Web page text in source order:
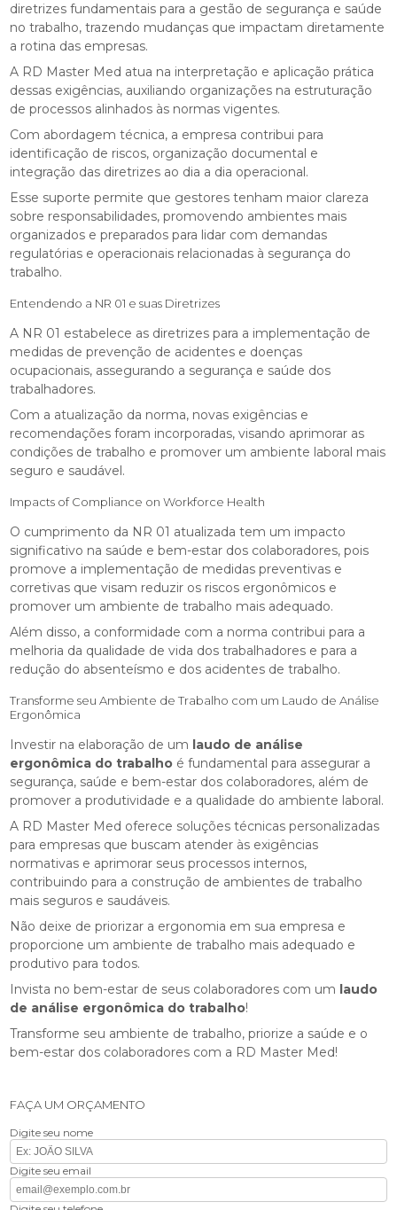
diretrizes fundamentais para a gestão de segurança e saúde
no trabalho, trazendo mudanças que impactam diretamente
a rotina das empresas.
A RD Master Med atua na interpretação e aplicação prática
dessas exigências, auxiliando organizações na estruturação
de processos alinhados às normas vigentes.
Com abordagem técnica, a empresa contribui para
identificação de riscos, organização documental e
integração das diretrizes ao dia a dia operacional.
Esse suporte permite que gestores tenham maior clareza
sobre responsabilidades, promovendo ambientes mais
organizados e preparados para lidar com demandas
regulatórias e operacionais relacionadas à segurança do
trabalho.
Entendendo a NR 01 e suas Diretrizes
A NR 01 estabelece as diretrizes para a implementação de
medidas de prevenção de acidentes e doenças
ocupacionais, assegurando a segurança e saúde dos
trabalhadores.
Com a atualização da norma, novas exigências e
recomendações foram incorporadas, visando aprimorar as
condições de trabalho e promover um ambiente laboral mais
seguro e saudável.
Impacts of Compliance on Workforce Health
O cumprimento da NR 01 atualizada tem um impacto
significativo na saúde e bem-estar dos colaboradores, pois
promove a implementação de medidas preventivas e
corretivas que visam reduzir os riscos ergonômicos e
promover um ambiente de trabalho mais adequado.
Além disso, a conformidade com a norma contribui para a
melhoria da qualidade de vida dos trabalhadores e para a
redução do absenteísmo e dos acidentes de trabalho.
Transforme seu Ambiente de Trabalho com um Laudo de Análise
Ergonômica
Investir na elaboração de um laudo de análise
ergonômica do trabalho é fundamental para assegurar a
segurança, saúde e bem-estar dos colaboradores, além de
promover a produtividade e a qualidade do ambiente laboral.
A RD Master Med oferece soluções técnicas personalizadas
para empresas que buscam atender às exigências
normativas e aprimorar seus processos internos,
contribuindo para a construção de ambientes de trabalho
mais seguros e saudáveis.
Não deixe de priorizar a ergonomia em sua empresa e
proporcione um ambiente de trabalho mais adequado e
produtivo para todos.
Invista no bem-estar de seus colaboradores com um laudo
de análise ergonômica do trabalho!
Transforme seu ambiente de trabalho, priorize a saúde e o
bem-estar dos colaboradores com a RD Master Med!
FAÇA UM ORÇAMENTO
Digite seu nome
Digite seu email